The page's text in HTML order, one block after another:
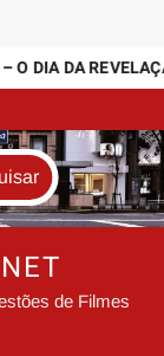
O DIA DA
de Filmes